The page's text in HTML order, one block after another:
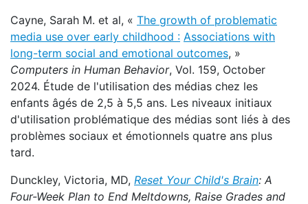
Cayne, Sarah M. et al, « The growth of problematic
media use over early childhood : Associations with
long-term social and emotional outcomes, »
Computers in Human Behavior, Vol. 159, October
2024. Étude de l'utilisation des médias chez les
enfants âgés de 2,5 à 5,5 ans. Les niveaux initiaux
d'utilisation problématique des médias sont liés à des
problèmes sociaux et émotionnels quatre ans plus
tard.
Dunckley, Victoria, MD, Reset Your Child's Brain: A
Four-Week Plan to End Meltdowns, Raise Grades and